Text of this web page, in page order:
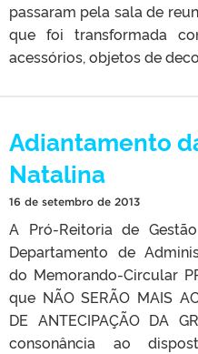
passaram pela sala de
que foi transformada
acessórios, objetos de
Adiantamento
Natalina
16 de setembro de 2013
A Pró-Reitoria de
Departamento de
do Memorando-Circular
que NÃO SERÃO MAIS
DE ANTECIPAÇÃO DA
consonância ao